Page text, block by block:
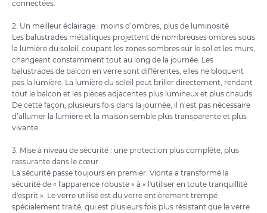
connectées.
2. Un meilleur éclairage : moins d’ombres, plus de luminosité
Les balustrades métalliques projettent de nombreuses ombres sous
la lumière du soleil, coupant les zones sombres sur le sol et les murs,
changeant constamment tout au long de la journée. Les
balustrades de balcon en verre sont différentes, elles ne bloquent
pas la lumière. La lumière du soleil peut briller directement, rendant
tout le balcon et les pièces adjacentes plus lumineux et plus chauds.
De cette façon, plusieurs fois dans la journée, il n’est pas nécessaire
d’allumer la lumière et la maison semble plus transparente et plus
vivante.
3. Mise à niveau de sécurité : une protection plus complète, plus
rassurante dans le cœur
La sécurité passe toujours en premier. Vionta a transformé la
sécurité de « l'apparence robuste » à « l'utiliser en toute tranquillité
d'esprit ». Le verre utilisé est du verre entièrement trempé
spécialement traité, qui est plusieurs fois plus résistant que le verre